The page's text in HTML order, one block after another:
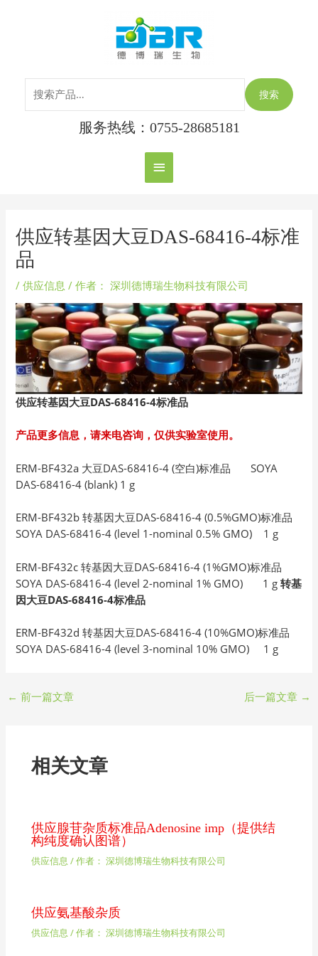
主
菜
单
搜索
服务热线：0755-28685181
供应转基因大豆DAS-68416-4标准
品
/供应信息 / 作者： 深圳德博瑞生物科技有限公司
供应转基因大豆DAS-68416-4标准品
产品更多信息，请来电咨询，仅供实验室使用。
ERM-BF432a 大豆DAS-68416-4 (空白)标准品 SOYA
DAS-68416-4 (blank) 1 g
ERM-BF432b 转基因大豆DAS-68416-4 (0.5%GMO)标准品
SOYA DAS-68416-4 (level 1-nominal 0.5% GMO) 1 g
ERM-BF432c 转基因大豆DAS-68416-4 (1%GMO)标准品
SOYA DAS-68416-4 (level 2-nominal 1% GMO) 1 g转基
因大豆DAS-68416-4标准品
ERM-BF432d 转基因大豆DAS-68416-4 (10%GMO)标准品
SOYA DAS-68416-4 (level 3-nominal 10% GMO) 1 g
← 前一篇文章 后一篇文章 →
相关文章
供应腺苷杂质标准品Adenosine imp（提供结
构纯度确认图谱）
供应信息 / 作者： 深圳德博瑞生物科技有限公司
供应氨基酸杂质
供应信息 / 作者： 深圳德博瑞生物科技有限公司